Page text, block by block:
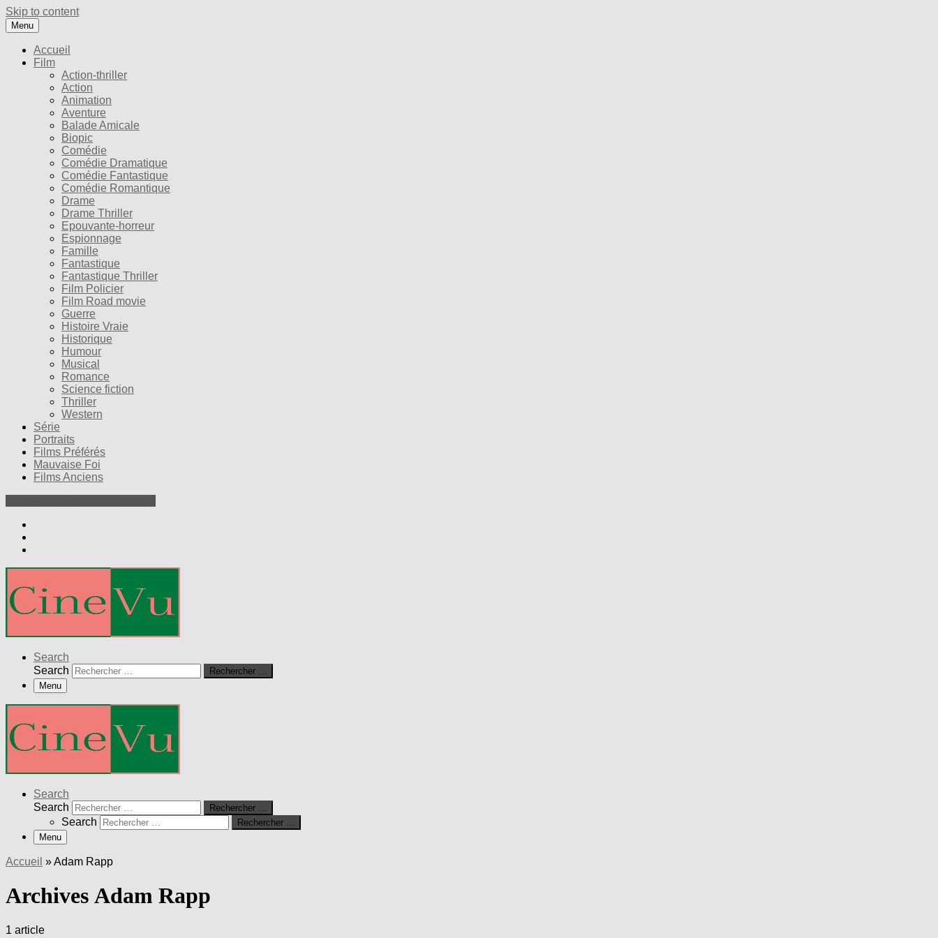
Skip to content
Menu
Accueil
Film
Action-thriller
Action
Animation
Aventure
Balade Amicale
Biopic
Comédie
Comédie Dramatique
Comédie Fantastique
Comédie Romantique
Drame
Drame Thriller
Epouvante-horreur
Espionnage
Famille
Fantastique
Fantastique Thriller
Film Policier
Film Road movie
Guerre
Histoire Vraie
Historique
Humour
Musical
Romance
Science fiction
Thriller
Western
Série
Portraits
Films Préférés
Mauvaise Foi
Films Anciens
Search
Search
Rechercher …
Menu
Search
Search
Rechercher …
Search
Rechercher …
Menu
Accueil »Adam Rapp
Archives Adam Rapp
1 article